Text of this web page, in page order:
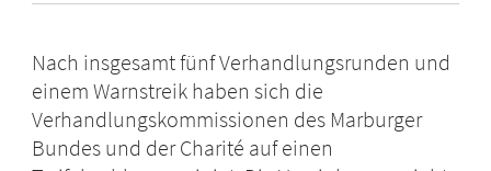
Nach insgesamt fünf Verhandlungsrunden und
einem Warnstreik haben sich die
Verhandlungskommissionen des Marburger
Bundes und der Charité auf einen